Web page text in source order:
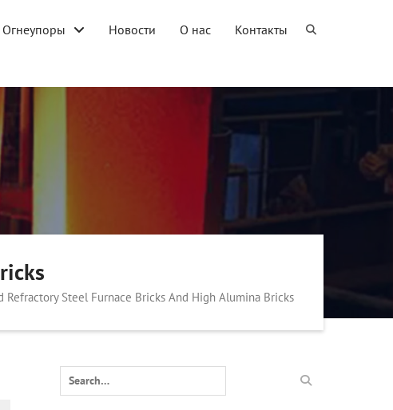
Огнеупоры Новости О нас Контакты
Refractory Steel Furnace Bricks And High Alumina Bricks
Search
for: